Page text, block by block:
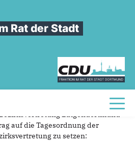
Rat der Stadt
Lütgendortmund
auf die Tagesordnung der
zu setzen: